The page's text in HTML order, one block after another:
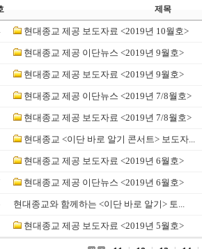
제목
현대종교 제공 보도자료 <2019년 10월호>
현대종교 제공 이단뉴스 <2019년 9월호>
현대종교 제공 보도자료 <2019년 9월호>
현대종교 제공 이단뉴스 <2019년 7/8월호>
현대종교 제공 보도자료 <2019년 7/8월호>
현대종교 <이단 바로 알기 콘서트> 보도자...
현대종교 제공 보도자료 <2019년 6월호>
현대종교 제공 이단뉴스 <2019년 6월호>
현대종교와 함께하는 <이단 바로 알기> 토...
현대종교 제공 보도자료 <2019년 5월호>